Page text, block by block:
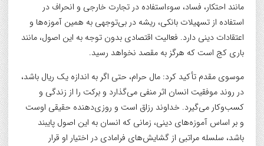
مانند احتکار، فساد، سوءاستفاده در تجارت خارجی و انحراف در
استفاده از تسهیلات بانکی، ریشه در بی‌توجهی به همین آموزه‌ها و
اعتقادات دینی دارد. فعالیت اقتصادی بدون توجه به این اصول، مانند
باری کج است که هرگز به مقصد نخواهد رسید.
موسوی مقدم تأکید کرد: مال حرام، حتی اگر به اندازه یک ریال باشد،
در روند موفقیت انسان اثر منفی می‌گذارد و برکت را از زندگی و
کسب‌وکار می‌گیرد. خداوند رزاق است و روزی‌دهنده حقیقی اوست
و بر اساس آموزه‌های دینی، زمانی که انسان به این اصول پایبند
باشد، سلسله مراتبی از گشایش‌های فرامادی در اختیار او قرار